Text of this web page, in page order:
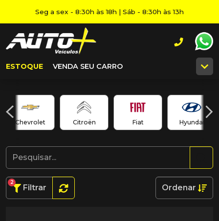
Seg a sex - 8:30h às 18h | Sáb - 8:30h às 13h
ESTOQUE VENDA SEU CARRO
Chevrolet Citroën Fiat Hyundai
Filtrar
2
Ordenar